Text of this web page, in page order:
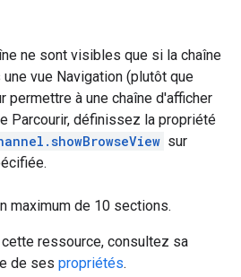
ne sont visibles que si la chaîne
vue Navigation (plutôt que
permettre à une chaîne d'afficher
Parcourir, définissez la propriété
sur
maximum de 10 sections.
ressource, consultez sa
de ses propriétés.